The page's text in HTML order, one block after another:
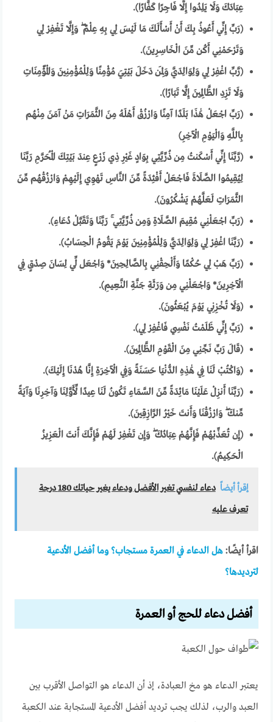
عِبَادَكَ وَلَا يَلِدُوا إِلَّا فَاجِرًا كَفَّارًا).
(رَبِّ إِنِّي أَعُوذُ بِكَ أَنْ أَسْأَلَكَ مَا لَيْسَ لِي بِهِ عِلْمٌ ۖ وَإِلَّا تَغْفِرْ لِي
وَتَرْحَمْنِي أَكُن مِّنَ الْخَاسِرِينَ).
(رَّبِّ اغْفِرْ لِي وَلِوَالِدَيَّ وَلِمَن دَخَلَ بَيْتِيَ مُؤْمِنًا وَلِلْمُؤْمِنِينَ وَالْمُؤْمِنَاتِ
وَلَا تَزِدِ الظَّالِمِينَ إِلَّا تَبَارًا).
(رَبِّ اجْعَلْ هَٰذَا بَلَدًا آمِنًا وَارْزُقْ أَهْلَهُ مِنَ الثَّمَرَاتِ مَنْ آمَنَ مِنْهُم
بِاللَّهِ وَالْيَوْمِ الْآخِرِ)
(رَّبَّنَا إِنِّي أَسْكَنتُ مِن ذُرِّيَّتِي بِوَادٍ غَيْرِ ذِي زَرْعٍ عِندَ بَيْتِكَ الْمُحَرَّمِ رَبَّنَا
لِيُقِيمُوا الصَّلَاةَ فَاجْعَلْ أَفْئِدَةً مِّنَ النَّاسِ تَهْوِي إِلَيْهِمْ وَارْزُقْهُم مِّنَ
الثَّمَرَاتِ لَعَلَّهُمْ يَشْكُرُونَ).
(رَبِّ اجْعَلْنِي مُقِيمَ الصَّلَاةِ وَمِن ذُرِّيَّتِي ۚ رَبَّنَا وَتَقَبَّلْ دُعَاءِ).
(رَبَّنَا اغْفِرْ لِي وَلِوَالِدَيَّ وَلِلْمُؤْمِنِينَ يَوْمَ يَقُومُ الْحِسَابُ).
(رَبِّ هَبْ لِي حُكْمًا وَأَلْحِقْنِي بِالصَّالِحِينَ* وَاجْعَل لِّي لِسَانَ صِدْقٍ فِي
الْآخِرِينَ* وَاجْعَلْنِي مِن وَرَثَةِ جَنَّةِ النَّعِيمِ).
(وَلَا تُخْزِنِي يَوْمَ يُبْعَثُونَ).
(رَبِّ إِنِّي ظَلَمْتُ نَفْسِي فَاغْفِرْ لِي).
(قَالَ رَبِّ نَجِّنِي مِنَ الْقَوْمِ الظَّالِمِينَ).
(وَاكْتُبْ لَنَا فِي هَٰذِهِ الدُّنْيَا حَسَنَةً وَفِي الْآخِرَةِ إِنَّا هُدْنَا إِلَيْكَ).
(رَبَّنَا أَنزِلْ عَلَيْنَا مَائِدَةً مِّنَ السَّمَاءِ تَكُونُ لَنَا عِيدًا لِّأَوَّلِنَا وَآخِرِنَا وَآيَةً
مِّنكَ ۖ وَارْزُقْنَا وَأَنتَ خَيْرُ الرَّازِقِينَ).
(إِن تُعَذِّبْهُمْ فَإِنَّهُمْ عِبَادُكَ ۖ وَإِن تَغْفِرْ لَهُمْ فَإِنَّكَ أَنتَ الْعَزِيزُ
الْحَكِيمُ).
إقرأ أيضاً
دعاء لنفسي تغير الأفضل ودعاء يغير حياتك 180 درجة
تعرف عليه
اقرأ أيضًا:هل الدعاء في العمرة مستجاب؟ وما أفضل الأدعية
لترديدها؟
أفضل دعاء للحج أو العمرة
يعتبر الدعاء هو مخ العبادة، إذ أن الدعاء هو التواصل الأقرب بين
العبد والرب، لذلك يجب ترديد أفضل الأدعية المستجابة عند الكعبة